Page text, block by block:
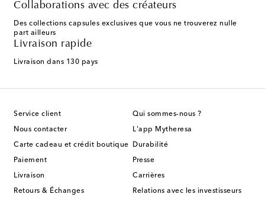
Collaborations avec des créateurs
Des collections capsules exclusives que vous ne trouverez nulle
part ailleurs
Livraison rapide
Livraison dans 130 pays
Service client
Nous contacter
Carte cadeau et crédit boutique
Paiement
Livraison
Retours & Échanges
Qui sommes-nous ?
L'app Mytheresa
Durabilité
Presse
Carrières
Relations avec les investisseurs